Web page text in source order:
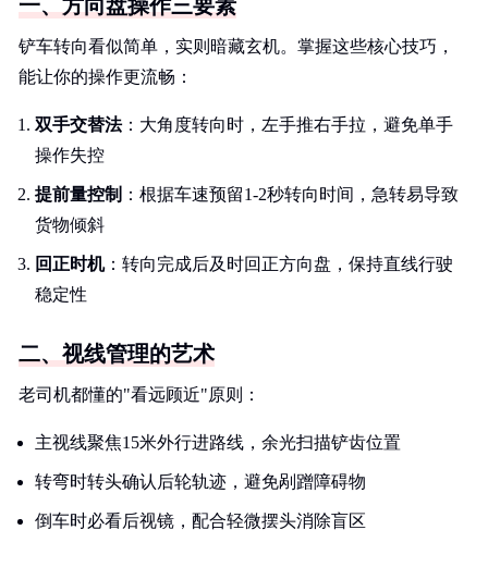
一、方向盘操作三要素
铲车转向看似简单，实则暗藏玄机。掌握这些核心技巧，
能让你的操作更流畅：
双手交替法：大角度转向时，左手推右手拉，避免单手
操作失控
提前量控制 ：根据车速预留1-2秒转向时间，急转易导致
货物倾斜
回正时机：转向完成后及时回正方向盘，保持直线行驶
稳定性
二、视线管理的艺术
老司机都懂的"看远顾近"原则：
主视线聚焦15米外行进路线，余光扫描铲齿位置
转弯时转头确认后轮轨迹，避免剐蹭障碍物
倒车时必看后视镜，配合轻微摆头消除盲区